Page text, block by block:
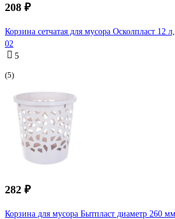
208 ₽
Корзина сетчатая для мусора Осколпласт 12
02
5
(5)
282 ₽
Корзина для мусора Бытпласт диаметр 260